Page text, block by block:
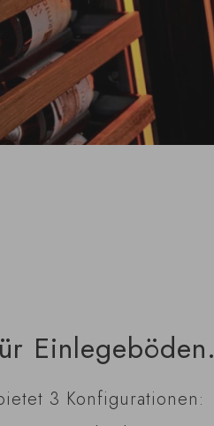
Einlegeböden.
3 Konfigurationen: